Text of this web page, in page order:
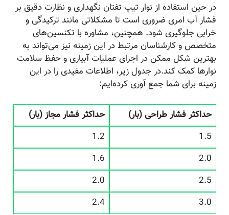
در حین استفاده از نوار تیپ تفتان نگهداری و نظارت دقیق بر
فشار آب امری ضروری است تا مشکلاتی مانند ترکیدگی و
خرابی جلوگیری شود. همچنین، مشاوره با تکنسین‌های
متخصص و کارشناسان مرتبط در این زمینه نیز می‌تواند به
بهترین شکل ممکن در اجرای عملیات آبیاری و حفظ سلامت
نوارها کمک کند.در جدول زیر، اطلاعات مفیدی را در این
زمینه برای شما جمع آوری کرده‌ایم:
حداکثر فشار طراحی (بار)
حداکثر فشار مجاز (بار)